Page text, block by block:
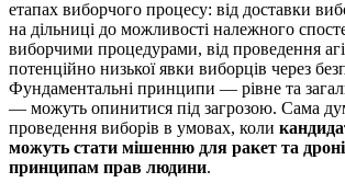
етапах виборчого процесу: від доставки
на дільниці до можливості належного
виборчими процедурами, від проведення
потенційно низької явки виборців через
Фундаментальні принципи — рівне та
— можуть опинитися під загрозою. Сама
проведення виборів в умовах, коли
можуть стати мішенню для ракет та
принципам прав людини.